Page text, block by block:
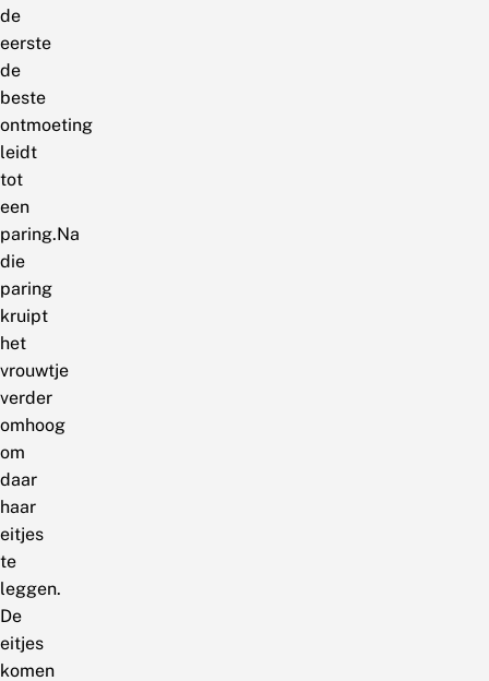
de
eerste
de
beste
ontmoeting
leidt
tot
een
paring.Na
die
paring
kruipt
het
vrouwtje
verder
omhoog
om
daar
haar
eitjes
te
leggen.
De
eitjes
komen